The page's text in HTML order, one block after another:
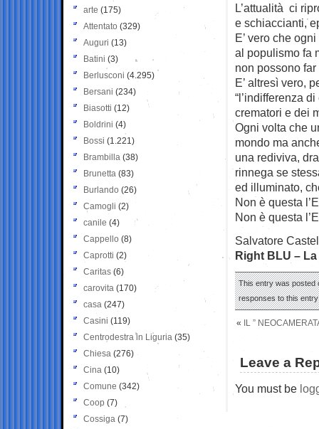
L’attualità ci
e schiaccianti,
E’ vero che
al populismo fa
non possono
E’ altresì vero,
“l’indifferenza
crematori e dei
Ogni volta che
mondo ma
una rediviva,
rinnega se
ed illuminato,
Non è questa
Non è questa
Salvatore
Right BLU –
This entry was posted
responses to this
« IL ”
Leave a
You must be
arte (175)
Attentato (329)
Auguri (13)
Batini (3)
Berlusconi (4.295)
Bersani (234)
Biasotti (12)
Boldrini (4)
Bossi (1.221)
Brambilla (38)
Brunetta (83)
Burlando (26)
Camogli (2)
canile (4)
Cappello (8)
Caprotti (2)
Caritas (6)
carovita (170)
casa (247)
Casini (119)
Centrodestra in Liguria (35)
Chiesa (276)
Cina (10)
Comune (342)
Coop (7)
Cossiga (7)